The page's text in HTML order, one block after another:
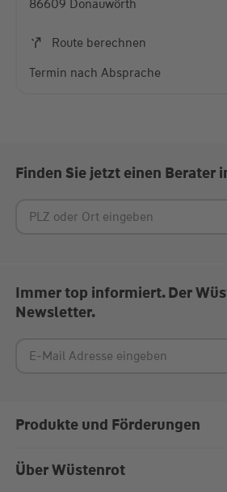
Platform
86609 Donauwörth
Route berechnen
Termin nach Absprache
Finden Sie jetzt einen Berater
Immer top informiert. Der
Newsletter.
Produkte und Förderungen
Bausparen
Über Wüstenrot